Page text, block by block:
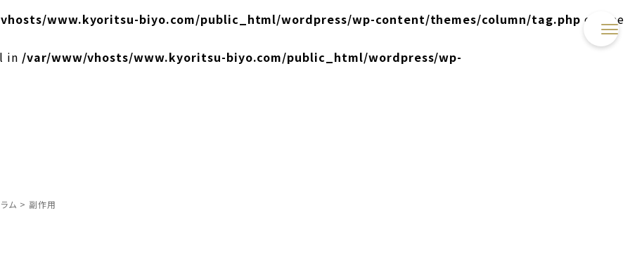
www.kyoritsu-biyo.com/public_html/wordpress/wp-content/themes/column/tag.php on line
in /var/www/vhosts/www.kyoritsu-biyo.com/public_html/wordpress/wp-
ム > 副作用